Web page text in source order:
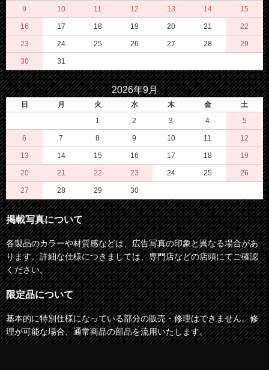
9 10 11 12 13 14 15
16 17 18 19 20 21 22
23 24 25 26 27 28 29
30 31
2026年9月
日 月 火 水 木 金
土
1
2 3 4 5
6 7 8 9 10 11 12
13 14 15 16 17 18 19
20 21 22 23 24 25 26
27 28 29 30
掲載写真について
各製品のカラーや材質感などは、広告写真の印象と異なる場合があ
ります。詳細な仕様につきましては、専門店などの店頭にてご確認
ください。
限定品について
基本的に特別仕様になっている部分の販売・修理はできません。修
理が可能な場合、通常商品の部品を流用いたします。